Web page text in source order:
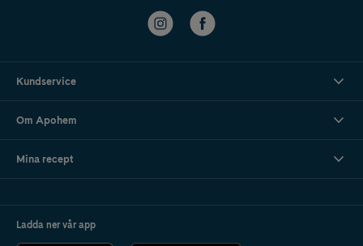
Kundservice
Om Apohem
Mina recept
Ladda ner vår app